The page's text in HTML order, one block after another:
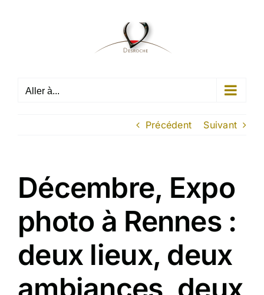
Aller à...
Précédent Suivant
Décembre, Expo
photo à Rennes :
deux lieux, deux